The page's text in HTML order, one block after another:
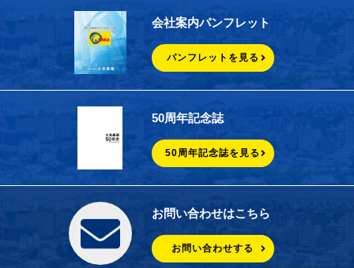
会社案内パンフレット
パンフレットを見る
50周年記念誌
50周年記念誌を見る
お問い合わせはこちら
お問い合わせする